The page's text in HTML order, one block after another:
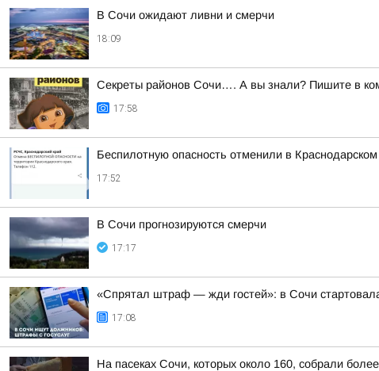
В Сочи ожидают ливни и смерчи
18:09
Секреты районов Сочи…. А вы знали? Пишите в
17:58
Беспилотную опасность отменили в Краснодарском
17:52
В Сочи прогнозируются смерчи
17:17
«Спрятал штраф — жди гостей»: в Сочи
17:08
На пасеках Сочи, которых около 160, собрали